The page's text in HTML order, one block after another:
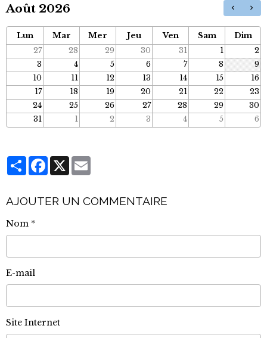
Août 2026
Lun Mar Mer Jeu Ven Sam
Dim
27
28 29 30 31 1
2
3
4 5 6 7 8
9
10
11 12 13 14 15
16
17
18 19 20 21 22
23
24
25 26 27 28 29
30
31
1 2 3 4 5 6
PartagerFacebook
X
AJOUTER UN COMMENTAIRE
Nom
E-mail
Site Internet